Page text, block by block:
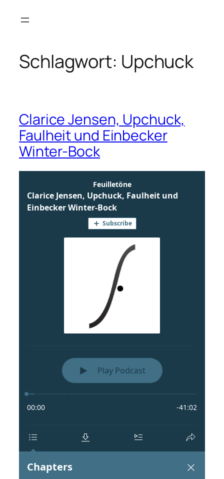
Inhalt
Schlagwort: Upchuck
Clarice Jensen, Upchuck,
Faulheit und Einbecker
Winter-Bock